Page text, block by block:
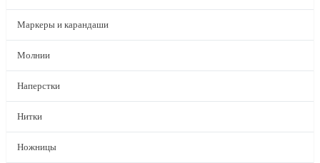
Маркеры и карандаши
Молнии
Наперстки
Нитки
Ножницы